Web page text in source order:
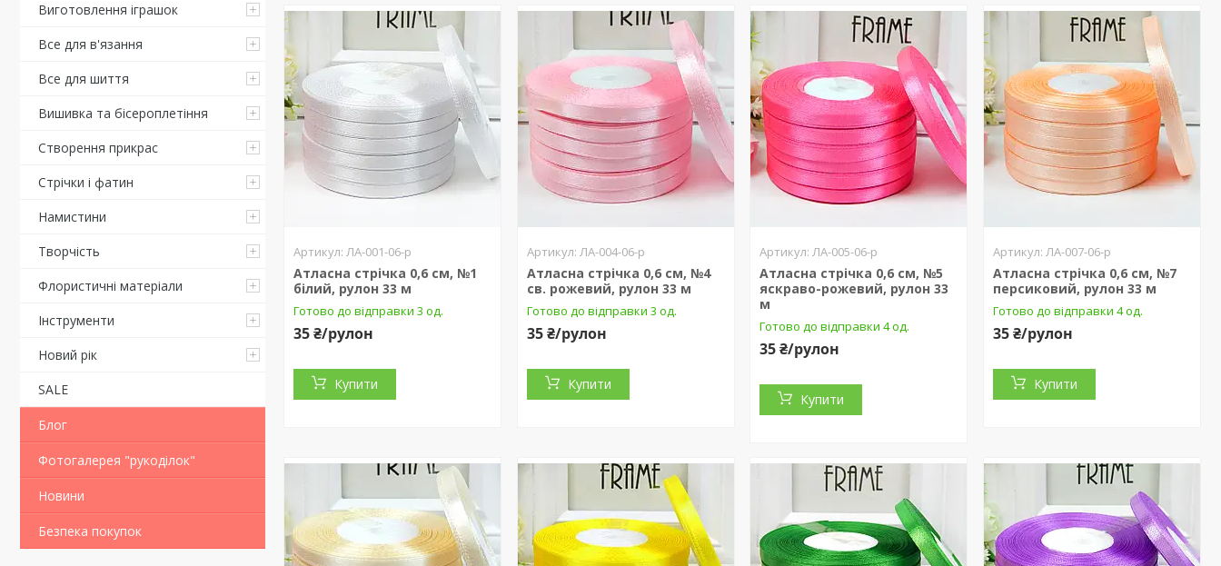
Виготовлення іграшок
Все для в'язання
Все для шиття
Вишивка та бісероплетіння
Створення прикрас
Стрічки і фатин
Намистини
Творчість
Флористичні матеріали
Інструменти
Новий рік
SALE
Блог
Фотогалерея "рукоділок"
Новини
Безпека покупок
ЛА-001-06-р
Атласна стрічка 0,6 см, №1
білий, рулон 33 м
Готово до відправки 3 од.
35 ₴/рулон
Купити
ЛА-004-06-р
Атласна стрічка 0,6 см, №4
св. рожевий, рулон 33 м
Готово до відправки 3 од.
35 ₴/рулон
Купити
ЛА-005-06-р
Атласна стрічка 0,6 см, №5
яскраво-рожевий, рулон 33
м
Готово до відправки 4 од.
35 ₴/рулон
Купити
ЛА-007-06-р
Атласна стрічка 0,6 см, №7
персиковий, рулон 33 м
Готово до відправки 4 од.
35 ₴/рулон
Купити